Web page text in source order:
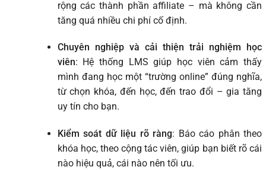
rộng các thành phần affiliate – mà không cần
tăng quá nhiều chi phí cố định.
Chuyên nghiệp và cải thiện trải nghiệm học
viên: Hệ thống LMS giúp học viên cảm thấy
mình đang học một “trường online” đúng nghĩa,
từ chọn khóa, đến học, đến trao đổi – gia tăng
uy tín cho bạn.
Kiểm soát dữ liệu rõ ràng: Báo cáo phân theo
khóa học, theo cộng tác viên, giúp bạn biết rõ cái
nào hiệu quả, cái nào nên tối ưu.